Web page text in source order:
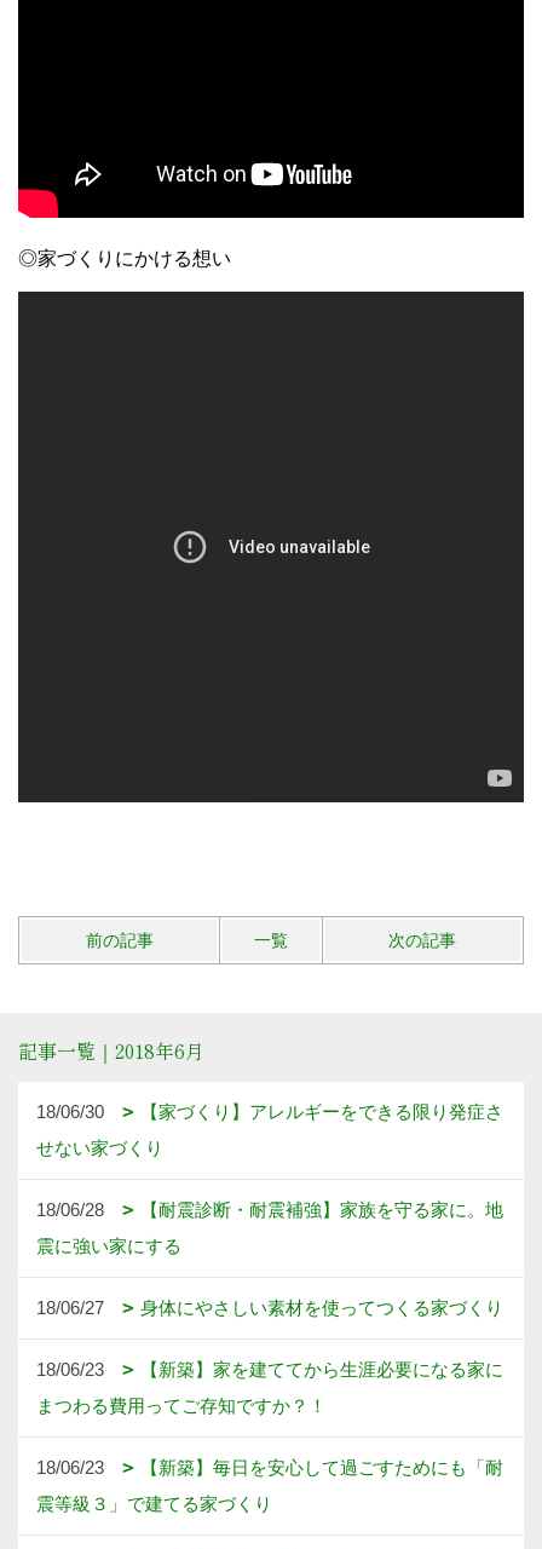
◎家づくりにかける想い
前の記事 一覧 次の記事
記事一覧｜2018年6月
18/06/30
【家づくり】アレルギーをできる限り発症さ
せない家づくり
18/06/28
【耐震診断・耐震補強】家族を守る家に。地
震に強い家にする
18/06/27 身体にやさしい素材を使ってつくる家づくり
18/06/23
【新築】家を建ててから生涯必要になる家に
まつわる費用ってご存知ですか？！
18/06/23
【新築】毎日を安心して過ごすためにも「耐
震等級３」で建てる家づくり